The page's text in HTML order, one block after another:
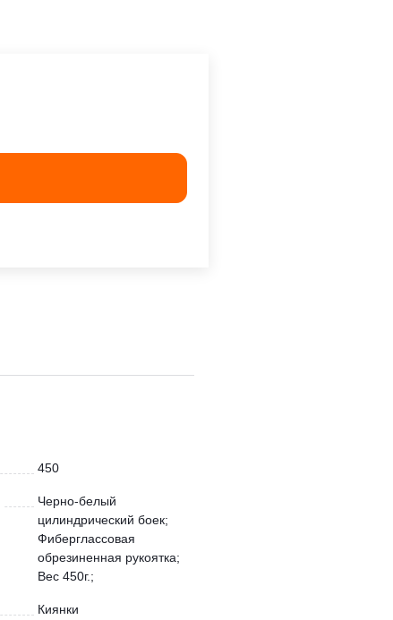
450
Черно-белый
цилиндрический боек;
Фиберглассовая
обрезиненная рукоятка;
Вес 450г.;
Киянки